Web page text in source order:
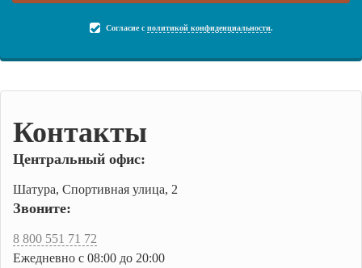
Согласие с политикой конфиденциальности.
Контакты
Центральный офис:
Шатура, Спортивная улица, 2
Звоните:
8 800 551 71 72
Ежедневно с 08:00 до 20:00